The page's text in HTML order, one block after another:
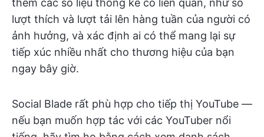
thêm các số liệu thống kê có liên quan, như số
lượt thích và lượt tải lên hàng tuần của người có
ảnh hưởng, và xác định ai có thể mang lại sự
tiếp xúc nhiều nhất cho thương hiệu của bạn
ngay bây giờ.
Social Blade rất phù hợp cho tiếp thị YouTube —
nếu bạn muốn hợp tác với các YouTuber nổi